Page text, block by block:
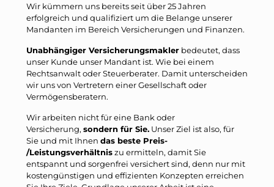
Wir kümmern uns bereits seit über 25 Jahren
erfolgreich und qualifiziert um die Belange unserer
Mandanten im Bereich Versicherungen und Finanzen.
Unabhängiger Versicherungsmakler bedeutet, dass
unser Kunde unser Mandant ist. Wie bei einem
Rechtsanwalt oder Steuerberater. Damit unterscheiden
wir uns von Vertretern einer Gesellschaft oder
Vermögensberatern.
Wir arbeiten nicht für eine Bank oder
Versicherung, sondern für Sie. Unser Ziel ist also, für
Sie und mit Ihnen das beste Preis-
/Leistungsverhältniszu ermitteln, damit Sie
entspannt und sorgenfrei versichert sind, denn nur mit
kostengünstigen und effizienten Konzepten erreichen